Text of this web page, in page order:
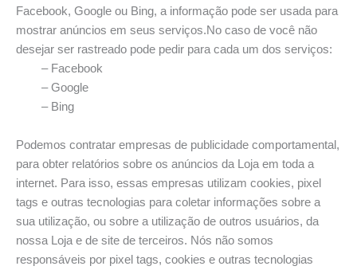
Facebook, Google ou Bing, a informação pode ser usada para
mostrar anúncios em seus serviços.No caso de você não
desejar ser rastreado pode pedir para cada um dos serviços:
– Facebook
– Google
– Bing
Podemos contratar empresas de publicidade comportamental,
para obter relatórios sobre os anúncios da Loja em toda a
internet. Para isso, essas empresas utilizam cookies, pixel
tags e outras tecnologias para coletar informações sobre a
sua utilização, ou sobre a utilização de outros usuários, da
nossa Loja e de site de terceiros. Nós não somos
responsáveis por pixel tags, cookies e outras tecnologias